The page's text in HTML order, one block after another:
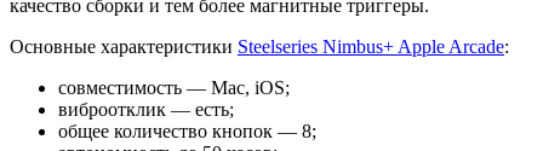
качество сборки и тем более магнитные триггеры.
Основные характеристики Steelseries Nimbus+ Apple Arcade:
совместимость — Mac, iOS;
виброотклик — есть;
общее количество кнопок — 8;